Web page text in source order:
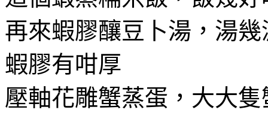
再來蝦膠釀豆卜湯，湯
蝦膠有咁厚
壓軸花雕蟹蒸蛋，大大